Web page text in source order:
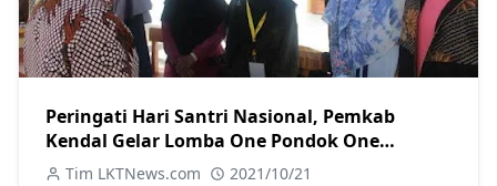
Peringati Hari Santri Nasional, Pemkab
Kendal Gelar Lomba One Pondok One
Product
Tim LKTNews.com 2021/10/21